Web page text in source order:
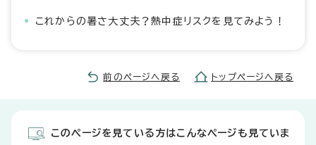
これからの暑さ大丈夫？熱中症リスクを見てみよう！
前のページへ戻る トップページへ戻る
このページを見ている方はこんなページも見ていま